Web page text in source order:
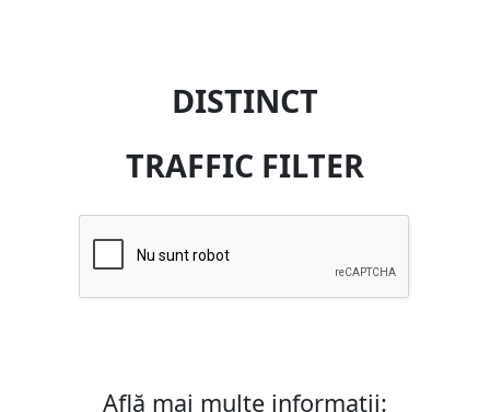
DISTINCT
TRAFFIC FILTER
Află mai multe informații: